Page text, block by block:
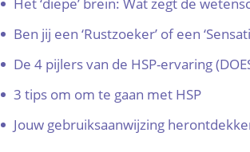
Ben jij een ‘Rustzoeker’ of een
De 4 pijlers van de HSP-ervaring
3 tips om om te gaan met HSP
Jouw gebruiksaanwijzing